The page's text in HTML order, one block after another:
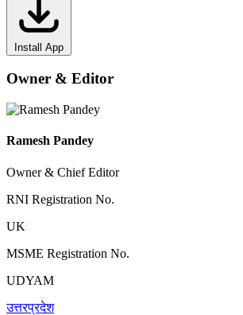
Install App
Owner & Editor
Ramesh Pandey
Owner & Chief Editor
RNI Registration No.
UK
MSME Registration No.
UDYAM
उत्तरप्रदेश